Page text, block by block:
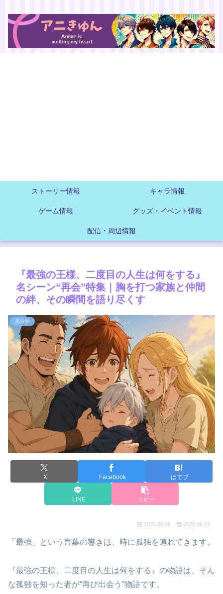
ストーリー情報 キャラ情報
ゲーム情報 グッズ・イベント情報
配信・周辺情報
『最強の王様、二度目の人生は何をする』
名シーン“再会”特集｜胸を打つ家族と仲間
の絆、その瞬間を語り尽くす
未分類
X Facebook はてブ
LINE コピー
2025.06.06 2025.06.12
「最強」という言葉の響きは、時に孤独を連れてきます。
『最強の王様、二度目の人生は何をする』の物語は、そん
な孤独を知った者が“再び出会う”物語です。